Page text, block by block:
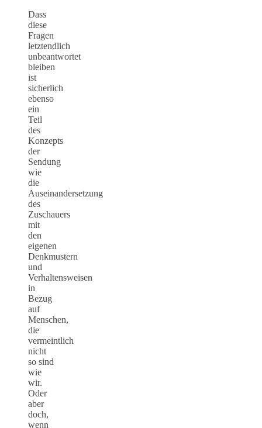
Dass
diese
Fragen
letztendlich
unbeantwortet
bleiben
ist
sicherlich
ebenso
ein
Teil
des
Konzepts
der
Sendung
wie
die
Auseinandersetzung
des
Zuschauers
mit
den
eigenen
Denkmustern
und
Verhaltensweisen
in
Bezug
auf
Menschen,
die
vermeintlich
nicht
so sind
wie
wir.
Oder
aber
doch,
wenn